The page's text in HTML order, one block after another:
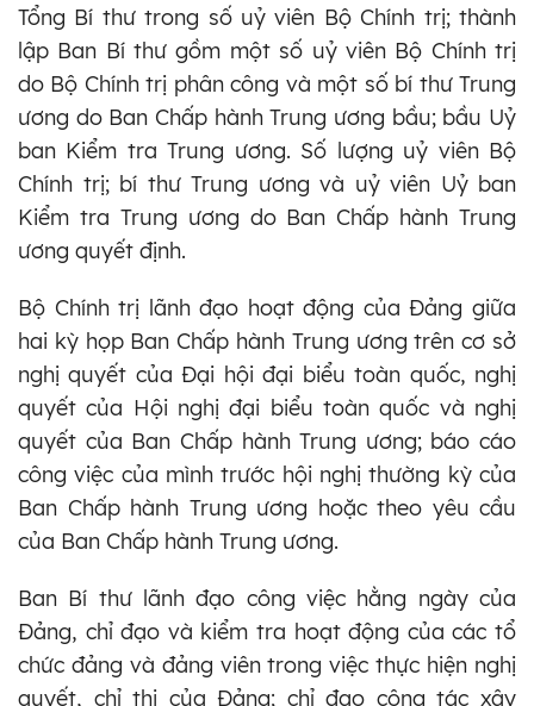
Tổng Bí thư trong số uỷ viên Bộ Chính trị; thành
lập Ban Bí thư gồm một số uỷ viên Bộ Chính trị
do Bộ Chính trị phân công và một số bí thư Trung
ương do Ban Chấp hành Trung ương bầu; bầu Uỷ
ban Kiểm tra Trung ương. Số lượng uỷ viên Bộ
Chính trị; bí thư Trung ương và uỷ viên Uỷ ban
Kiểm tra Trung ương do Ban Chấp hành Trung
ương quyết định.
Bộ Chính trị lãnh đạo hoạt động của Đảng giữa
hai kỳ họp Ban Chấp hành Trung ương trên cơ sở
nghị quyết của Đại hội đại biểu toàn quốc, nghị
quyết của Hội nghị đại biểu toàn quốc và nghị
quyết của Ban Chấp hành Trung ương; báo cáo
công việc của mình trước hội nghị thường kỳ của
Ban Chấp hành Trung ương hoặc theo yêu cầu
của Ban Chấp hành Trung ương.
Ban Bí thư lãnh đạo công việc hằng ngày của
Đảng, chỉ đạo và kiểm tra hoạt động của các tổ
chức đảng và đảng viên trong việc thực hiện nghị
quyết, chỉ thị của Đảng; chỉ đạo công tác xây